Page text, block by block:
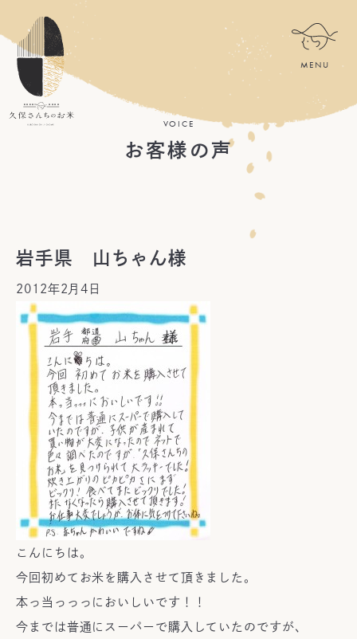
VOICE
お客様の声
岩手県 山ちゃん様
2012年2月4日
こんにちは。
今回初めてお米を購入させて頂きました。
本っ当っっっにおいしいです！！
今までは普通にスーパーで購入していたのですが、